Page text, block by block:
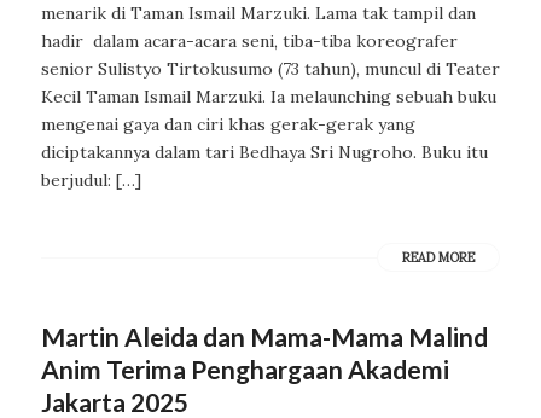
menarik di Taman Ismail Marzuki. Lama tak tampil dan
hadir dalam acara-acara seni, tiba-tiba koreografer
senior Sulistyo Tirtokusumo (73 tahun), muncul di Teater
Kecil Taman Ismail Marzuki. Ia melaunching sebuah buku
mengenai gaya dan ciri khas gerak-gerak yang
diciptakannya dalam tari Bedhaya Sri Nugroho. Buku itu
berjudul: […]
READ MORE
Martin Aleida dan Mama-Mama Malind
Anim Terima Penghargaan Akademi
Jakarta 2025